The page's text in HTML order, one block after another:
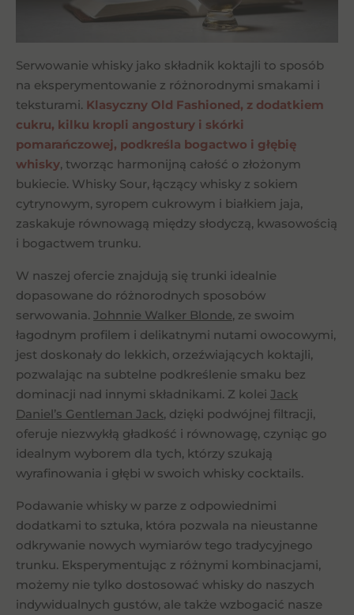
Serwowanie whisky jako składnik koktajli to sposób
na eksperymentowanie z różnorodnymi smakami i
teksturami. Klasyczny Old Fashioned, z dodatkiem
cukru, kilku kropli angostury i skórki
pomarańczowej, podkreśla bogactwo i głębię
whisky, tworząc harmonijną całość o złożonym
bukiecie. Whisky Sour, łączący whisky z sokiem
cytrynowym, syropem cukrowym i białkiem jaja,
zaskakuje równowagą między słodyczą, kwasowością
i bogactwem trunku.
W naszej ofercie znajdują się trunki idealnie
dopasowane do różnorodnych sposobów
serwowania. Johnnie Walker Blonde, ze swoim
łagodnym profilem i delikatnymi nutami owocowymi,
jest doskonały do lekkich, orzeźwiających koktajli,
pozwalając na subtelne podkreślenie smaku bez
dominacji nad innymi składnikami. Z kolei Jack
Daniel’s Gentleman Jack, dzięki podwójnej filtracji,
oferuje niezwykłą gładkość i równowagę, czyniąc go
idealnym wyborem dla tych, którzy szukają
wyrafinowania i głębi w swoich whisky cocktails.
Podawanie whisky w parze z odpowiednimi
dodatkami to sztuka, która pozwala na nieustanne
odkrywanie nowych wymiarów tego tradycyjnego
trunku. Eksperymentując z różnymi kombinacjami,
możemy nie tylko dostosować whisky do naszych
indywidualnych gustów, ale także wzbogacić nasze